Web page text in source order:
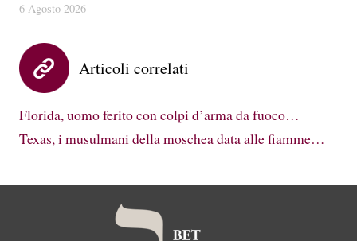
6 Agosto 2026
Articoli correlati
Florida, uomo ferito con colpi d’arma da fuoco…
Texas, i musulmani della moschea data alle fiamme…